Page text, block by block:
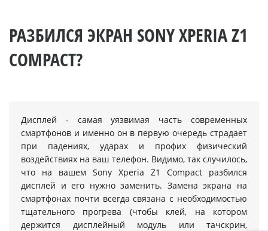
РАЗБИЛСЯ ЭКРАН SONY XPERIA Z1
COMPACT?
Дисплей - самая уязвимая часть современных
смартфонов и именно он в первую очередь страдает
при падениях, ударах и профих физический
воздействиях на ваш телефон. Видимо, так случилось,
что на вашем Sony Xperia Z1 Compact разбился
дисплей и его нужно заменить. Замена экрана на
смартфонах почти всегда связана с необходимостью
тщательного прогрева (чтобы клей, на котором
держится дисплейный модуль или тачскрин,